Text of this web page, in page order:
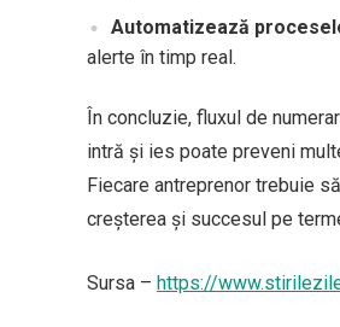
Automatizează
alerte în timp real.
În concluzie, fluxul de
intră și ies poate preveni
Fiecare antreprenor trebuie
creșterea și succesul pe
Sursa – https://